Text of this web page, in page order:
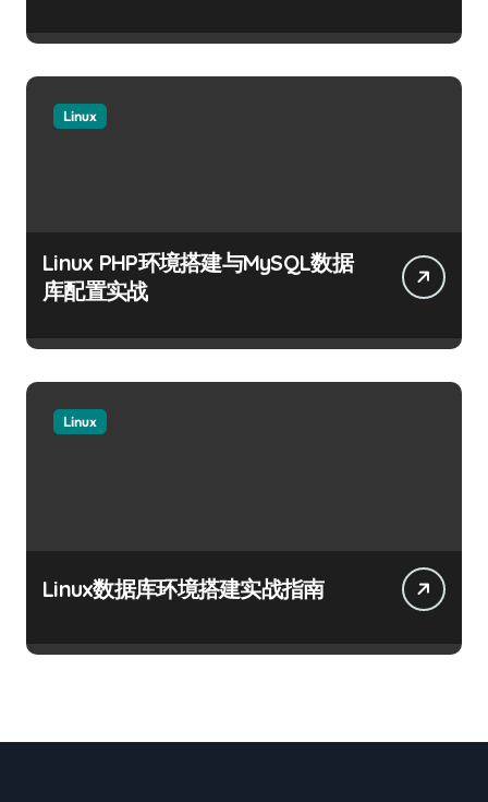
Linux
Linux PHP环境搭建与MySQL数据
库配置实战
Linux
Linux数据库环境搭建实战指南